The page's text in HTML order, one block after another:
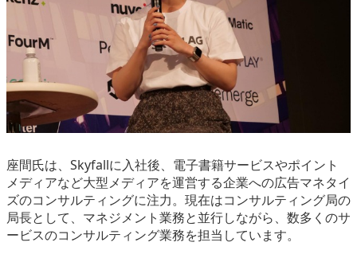
座間氏は、Skyfallに入社後、電子書籍サービスやポイント
メディアなど大型メディアを運営する企業への広告マネタイ
ズのコンサルティングに注力。現在はコンサルティング局の
局長として、マネジメント業務と並行しながら、数多くのサ
ービスのコンサルティング業務を担当しています。